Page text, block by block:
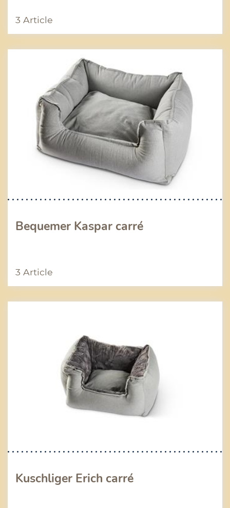
3 Article
Bequemer Kaspar carré
3 Article
Kuschliger Erich carré